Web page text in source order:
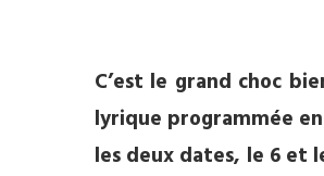
C’est le grand choc
lyrique programmée
les deux dates, le 6 et